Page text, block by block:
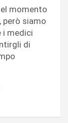
momento
però siamo
i medici
di